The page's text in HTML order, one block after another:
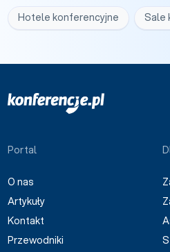
Hotele konferencyjne Sale
Portal
O nas
Artykuły
Kontakt
Przewodniki